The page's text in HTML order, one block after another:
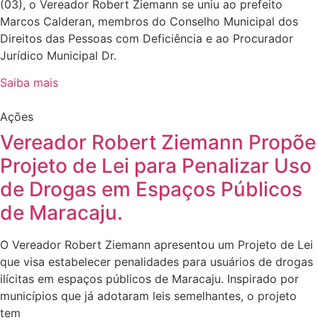
(03), o Vereador Robert Ziemann se uniu ao prefeito
Marcos Calderan, membros do Conselho Municipal dos
Direitos das Pessoas com Deficiência e ao Procurador
Jurídico Municipal Dr.
Saiba mais
Ações
Vereador Robert Ziemann Propõe
Projeto de Lei para Penalizar Uso
de Drogas em Espaços Públicos
de Maracaju.
O Vereador Robert Ziemann apresentou um Projeto de Lei
que visa estabelecer penalidades para usuários de drogas
ilícitas em espaços públicos de Maracaju. Inspirado por
municípios que já adotaram leis semelhantes, o projeto
tem